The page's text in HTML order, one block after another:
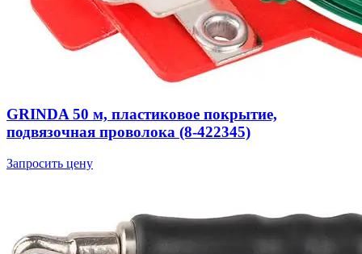
GRINDA 50 м, пластиковое покрытие,
подвязочная проволока (8-422345)
Запросить цену